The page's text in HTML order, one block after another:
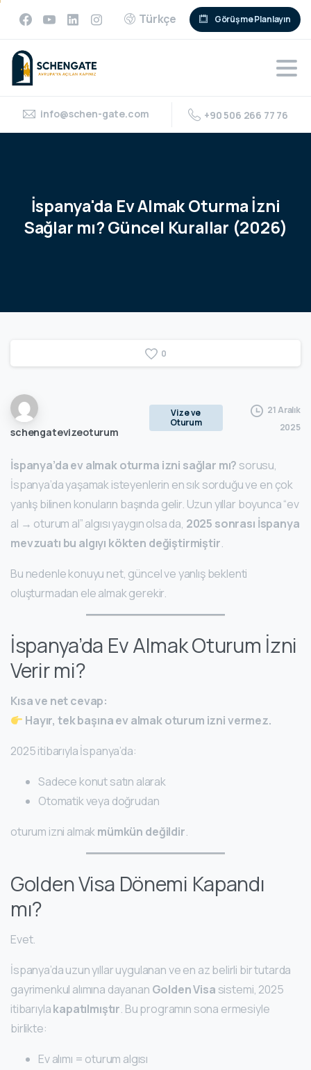
Türkçe Görüşme Planlayın
info@schen-gate.com +90 506 266 77 76
İspanya'da EvAlmakOturmaİzni
Sağlar mı?Güncel Kurallar (2026)
0
schengatevizeoturum
Vize ve
Oturum
21 Aralık
2025
İspanya’da ev almak oturma izni sağlar mı? sorusu,
İspanya’da yaşamak isteyenlerin en sık sorduğu ve en çok
yanlış bilinen konuların başında gelir. Uzun yıllar boyunca “ev
al → oturum al” algısı yaygın olsa da, 2025 sonrası İspanya
mevzuatı bu algıyı kökten değiştirmiştir.
Bu nedenle konuyu net, güncel ve yanlış beklenti
oluşturmadan ele almak gerekir.
İspanya’da Ev Almak Oturum İzni
Verir mi?
Kısa ve net cevap:
Hayır, tek başına ev almak oturum izni vermez.
2025 itibarıyla İspanya’da:
Sadece konut satın alarak
Otomatik veya doğrudan
oturum izni almakmümkün değildir.
Golden Visa Dönemi Kapandı
mı?
Evet.
İspanya’da uzun yıllar uygulanan ve en az belirli bir tutarda
gayrimenkul alımına dayanan Golden Visa sistemi, 2025
itibarıylakapatılmıştır. Bu programın sona ermesiyle
birlikte:
Ev alımı = oturum algısı